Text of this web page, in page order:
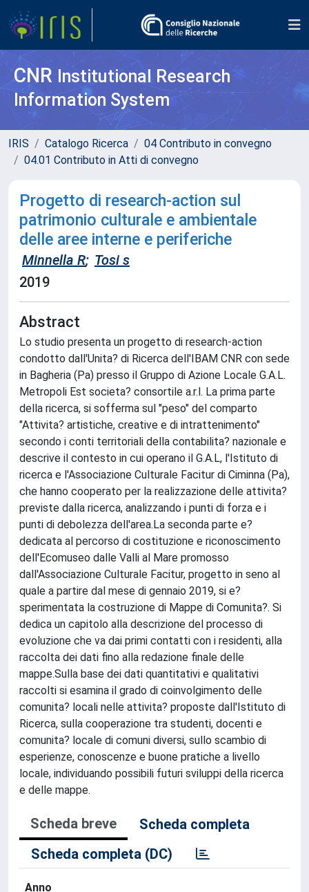
CNR Institutional Research
Information System
IRIS Catalogo Ricerca
04 Contributo in convegno
04.01 Contributo in Atti di convegno
Progetto di research-action sul
patrimonio culturale e ambientale
delle aree interne e periferiche
Minnella R; Tosi s
2019
Abstract
Lo studio presenta un progetto di research-action
condotto dall'Unita? di Ricerca dell'IBAM CNR con sede
in Bagheria (Pa) presso il Gruppo di Azione Locale G.A.L.
Metropoli Est societa? consortile a.r.l. La prima parte
della ricerca, si sofferma sul "peso" del comparto
"Attivita? artistiche, creative e di intrattenimento"
secondo i conti territoriali della contabilita? nazionale e
descrive il contesto in cui operano il G.A.L, l'Istituto di
ricerca e l'Associazione Culturale Facitur di Ciminna (Pa),
che hanno cooperato per la realizzazione delle attivita?
previste dalla ricerca, analizzando i punti di forza e i
punti di debolezza dell'area.La seconda parte e?
dedicata al percorso di costituzione e riconoscimento
dell'Ecomuseo dalle Valli al Mare promosso
dall'Associazione Culturale Facitur, progetto in seno al
quale a partire dal mese di gennaio 2019, si e?
sperimentata la costruzione di Mappe di Comunita?. Si
dedica un capitolo alla descrizione del processo di
evoluzione che va dai primi contatti con i residenti, alla
raccolta dei dati fino alla redazione finale delle
mappe.Sulla base dei dati quantitativi e qualitativi
raccolti si esamina il grado di coinvolgimento delle
comunita? locali nelle attivita? proposte dall'Istituto di
Ricerca, sulla cooperazione tra studenti, docenti e
comunita? locale di comuni diversi, sullo scambio di
esperienze, conoscenze e buone pratiche a livello
locale, individuando possibili futuri sviluppi della ricerca
e delle mappe.
Scheda breve
Scheda completa
Scheda completa (DC)
Anno